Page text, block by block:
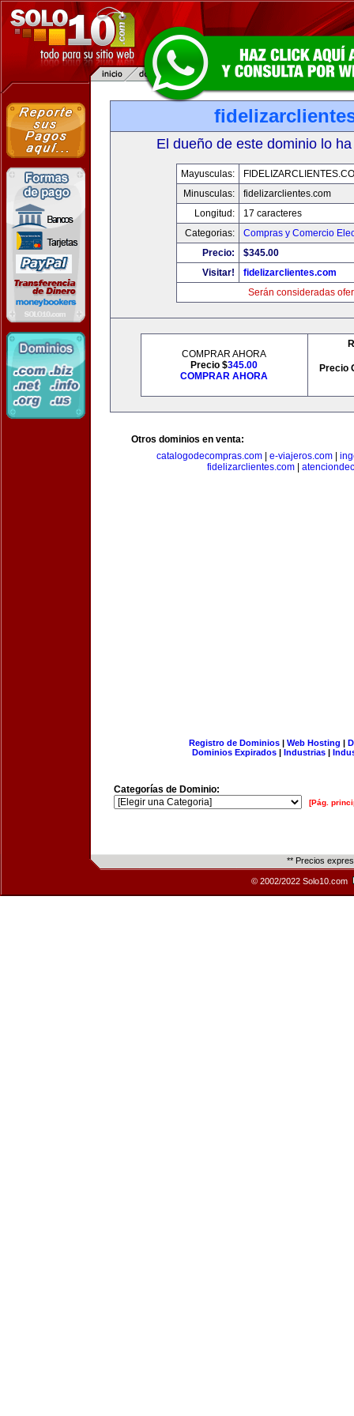
El dueño de este dominio lo
Mayusculas:
Minusculas:
fidelizarclientes.com
Longitud:
17 caracteres
Categorias:
Compras y Comercio
Precio:
$345.00
Visitar!
fidelizarclientes.com
Serán consideradas
COMPRAR AHORA
Precio $345.00
COMPRAR AHORA
Precio
Otros dominios en venta:
catalogodecompras.com| e-viajeros.com|
fidelizarclientes.com|
Registro de Dominios| Web Hosting |
Dominios Expirados | Industrias |
Categorías de Dominio:
[Pág.
** Precios
© 2002/2022 Solo10.com